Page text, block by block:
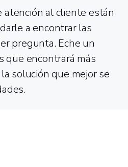
al cliente están
a encontrar las
pregunta. Eche un
que encontrará más
solución que mejor se